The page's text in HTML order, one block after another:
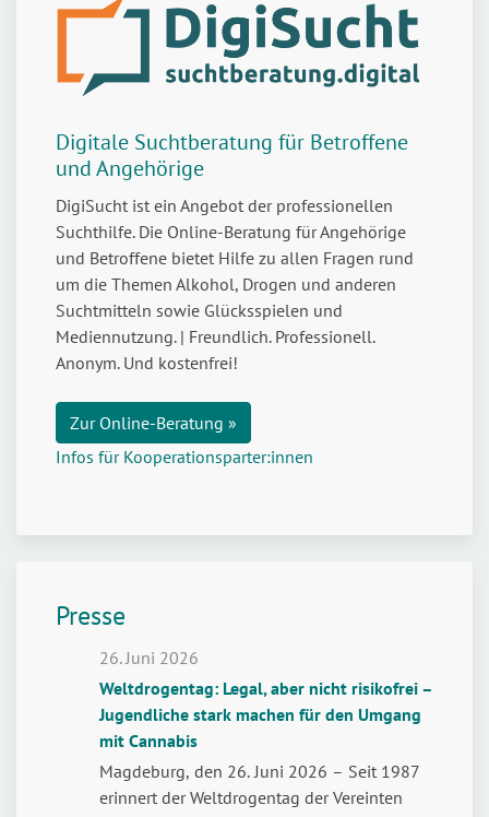
Digitale Suchtberatung für Betroffene
und Angehörige
DigiSucht ist ein Angebot der professionellen
Suchthilfe. Die Online-Beratung für Angehörige
und Betroffene bietet Hilfe zu allen Fragen rund
um die Themen Alkohol, Drogen und anderen
Suchtmitteln sowie Glücksspielen und
Mediennutzung. | Freundlich. Professionell.
Anonym. Und kostenfrei!
Zur Online-Beratung »
Infos für Kooperationsparter:innen
Presse
Weltdrogentag: Legal, aber nicht risikofrei –
Jugendliche stark machen für den Umgang
mit Cannabis
26. Juni 2026
Magdeburg, den 26. Juni 2026 – Seit 1987
erinnert der Weltdrogentag der Vereinten